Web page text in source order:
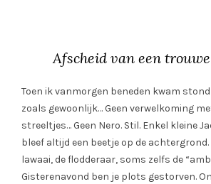
Afscheid van een
Toen ik vanmorgen beneden kwam
zoals gewoonlijk… Geen verwelkoming
streeltjes… Geen Nero. Stil. Enkel kleine
bleef altijd een beetje op de
lawaai, de flodderaar, soms zelfs de
Gisterenavond ben je plots gestorven.